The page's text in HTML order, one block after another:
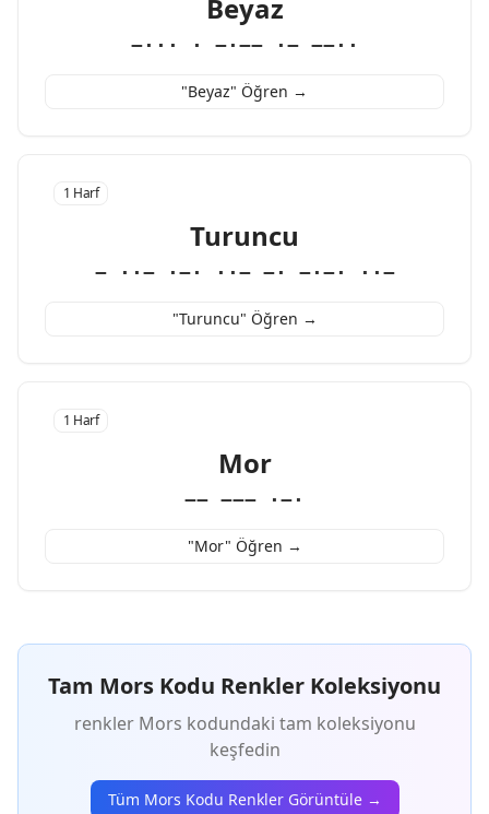
Beyaz
−··· · −·−− ·− −−··
"Beyaz" Öğren →
1 Harf
Turuncu
− ··− ·−· ··− −· −·−· ··−
"Turuncu" Öğren →
1 Harf
Mor
−− −−− ·−·
"Mor" Öğren →
Tam Mors Kodu Renkler Koleksiyonu
renkler Mors kodundaki tam koleksiyonu
keşfedin
Tüm Mors Kodu Renkler Görüntüle →